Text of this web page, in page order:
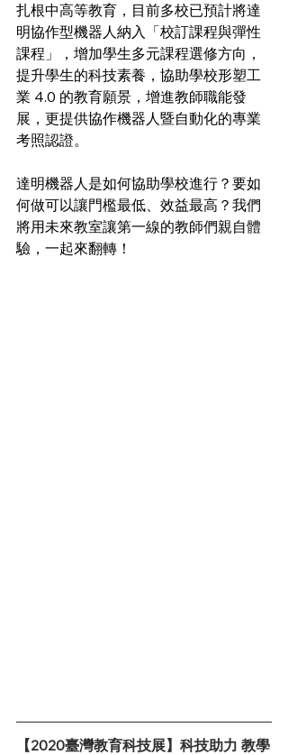
扎根中高等教育，目前多校已預計將達
明協作型機器人納入「校訂課程與彈性
課程」，增加學生多元課程選修方向，
提升學生的科技素養，協助學校形塑工
業 4.0 的教育願景，增進教師職能發
展，更提供協作機器人暨自動化的專業
考照認證。
達明機器人是如何協助學校進行？要如
何做可以讓門檻最低、效益最高？我們
將用未來教室讓第一線的教師們親自體
驗，一起來翻轉！
【2020臺灣教育科技展】科技助力 教學